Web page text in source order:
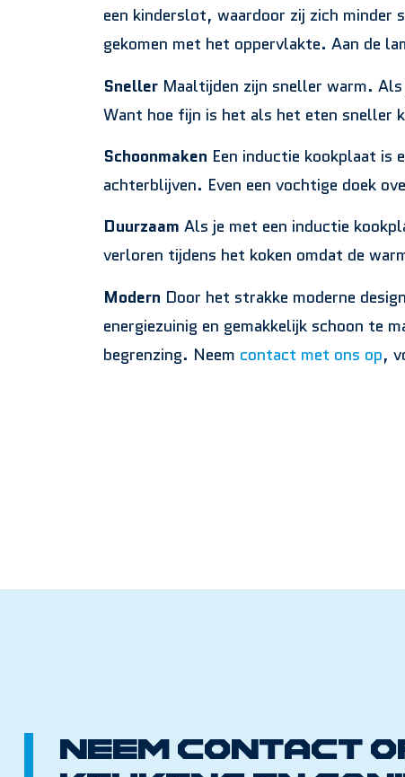
een kinderslot, waardoor zij zich minder
gekomen met het oppervlakte. Aan de
Sneller Maaltijden zijn sneller warm.
Want hoe fijn is het als het eten sneller
Schoonmaken Een inductie kookplaat is
achterblijven. Even een vochtige doek
Duurzaam Als je met een inductie
verloren tijdens het koken omdat de
Modern Door het strakke moderne
energiezuinig en gemakkelijk schoon
begrenzing. Neem contact met ons op,
Neem contact